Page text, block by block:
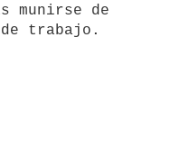
munirse de